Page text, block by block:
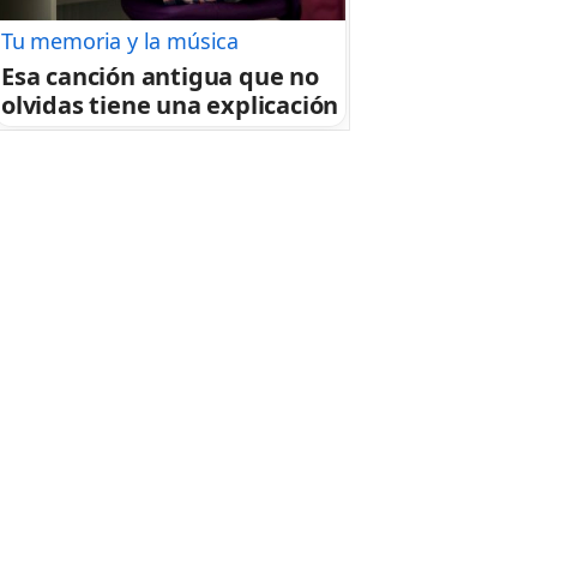
Tu memoria y la música
Esa canción antigua que no
olvidas tiene una explicación